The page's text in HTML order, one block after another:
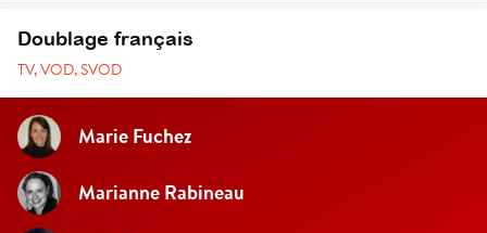
Doublage français
TV, VOD, SVOD
Marie Fuchez
Marianne Rabineau